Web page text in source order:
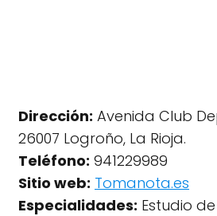
Dirección: Avenida Club
26007 Logroño, La Rioja.
Teléfono: 941229989
Sitio web: Tomanota.es
Especialidades: Estudio